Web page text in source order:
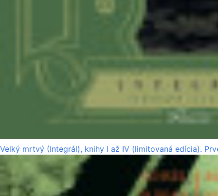
Velký mrtvý (Integrál), knihy I až IV (limitovaná edícia).